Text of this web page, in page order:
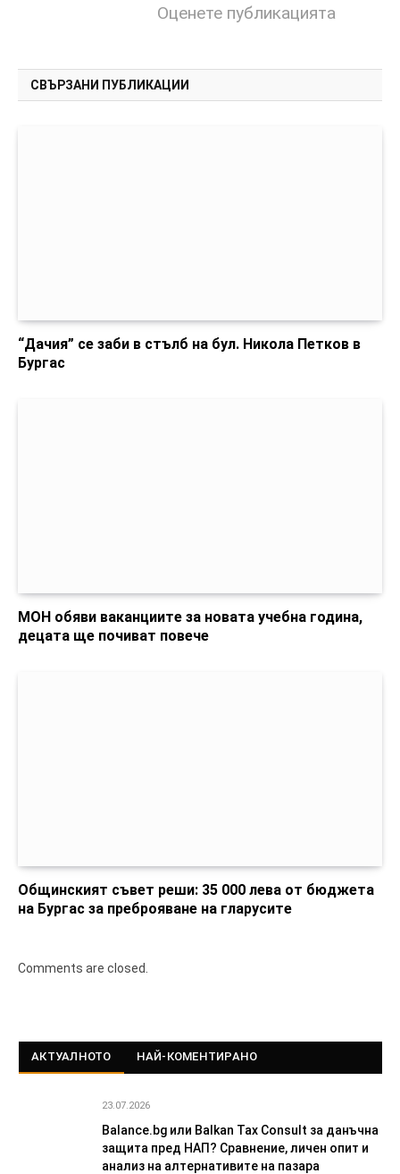
Оценете публикацията
СВЪРЗАНИ ПУБЛИКАЦИИ
“Дачия” се заби в стълб на бул. Никола Петков в
Бургас
МОН обяви ваканциите за новата учебна година,
децата ще почиват повече
Общинският съвет реши: 35 000 лева от бюджета
на Бургас за преброяване на гларусите
Comments are closed.
АКТУАЛНОТО НАЙ-КОМЕНТИРАНО
23.07.2026
Balance.bg или Balkan Tax Consult за данъчна
защита пред НАП? Сравнение, личен опит и
анализ на алтернативите на пазара